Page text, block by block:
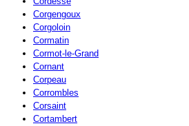
Corgengoux
Corgoloin
Cormatin
Cormot-le-Grand
Cornant
Corpeau
Corrombles
Corsaint
Cortambert